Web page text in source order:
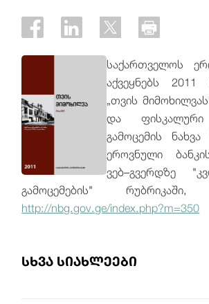
საქართველოს
აქვეყნებს
„თვის
და ფისკალური
გამოცემის ნახვა
ეროვნული
ვებ–გვერდზე
გამოცემების" რუბრიკაში,
http://nbg.gov.ge/index.php?m=350
სხვა სიახლეები